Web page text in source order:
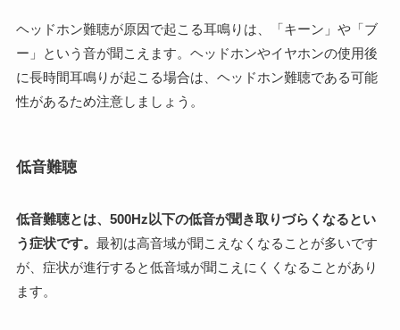
ヘッドホン難聴が原因で起こる耳鳴りは、「キーン」や「ブ
ー」という音が聞こえます。ヘッドホンやイヤホンの使用後
に長時間耳鳴りが起こる場合は、ヘッドホン難聴である可能
性があるため注意しましょう。
低音難聴
低音難聴とは、500Hz以下の低音が聞き取りづらくなるとい
う症状です。 最初は高音域が聞こえなくなることが多いです
が、症状が進行すると低音域が聞こえにくくなることがあり
ます。